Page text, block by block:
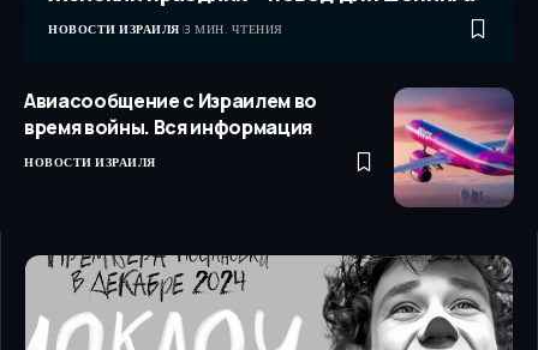
НОВОСТИ ИЗРАИЛЯ 3 МИН. ЧТЕНИЯ
Авиасообщение с Израилем во
время войны. Вся информация
НОВОСТИ ИЗРАИЛЯ